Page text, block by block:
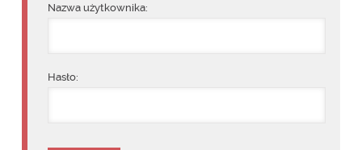
Nazwa użytkownika:
Hasło: